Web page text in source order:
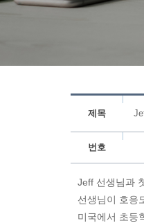
제목
번호
Jeff 선생님과
선생님이 호응
미국에서 초등